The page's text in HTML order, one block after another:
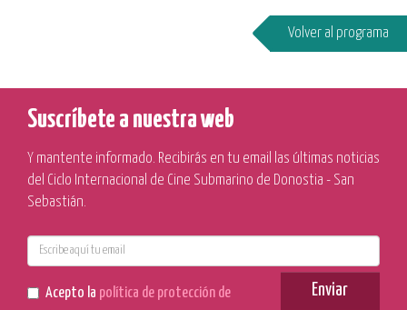
Volver al programa
Suscríbete a nuestra web
Y mantente informado. Recibirás en tu email las últimas noticias
del Ciclo Internacional de Cine Submarino de Donostia - San
Sebastián.
Acepto la política de protección de
Enviar